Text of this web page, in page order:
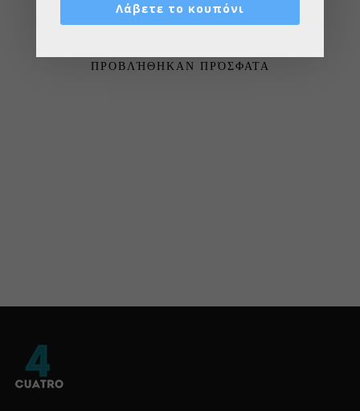
ΠΡΟΒΛΉΘΗΚΑΝ ΠΡΌΣΦΑΤΑ
Λάβετε το κουπόνι